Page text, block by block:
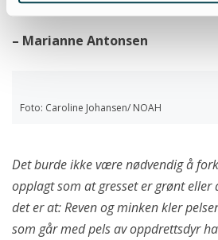
– Marianne Antonsen
Foto: Caroline Johansen/ NOAH
Det burde ikke være nødvendig å
opplagt som at gresset er grønt eller
det er at: Reven og minken kler
som går med pels av oppdrettsdyr